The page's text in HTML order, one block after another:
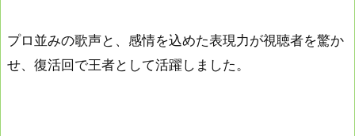
プロ並みの歌声と、感情を込めた表現力が視聴者を驚か
せ、復活回で王者として活躍しました。